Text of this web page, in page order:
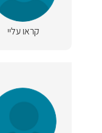
קראו עליי